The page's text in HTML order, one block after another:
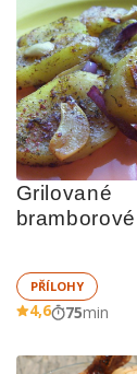
Grilované
PŘÍLOHY
4,6 75min